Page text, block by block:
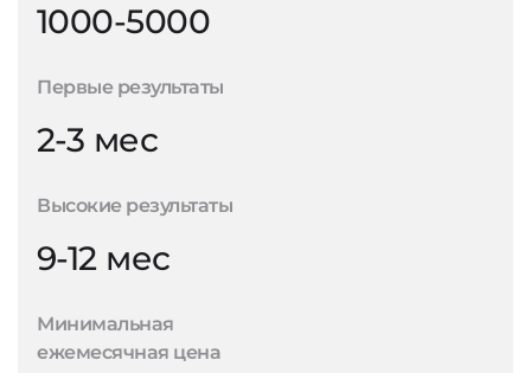
1000-5000
Первые результаты
2-3 мес
Высокие результаты
9-12 мес
Минимальная
ежемесячная цена